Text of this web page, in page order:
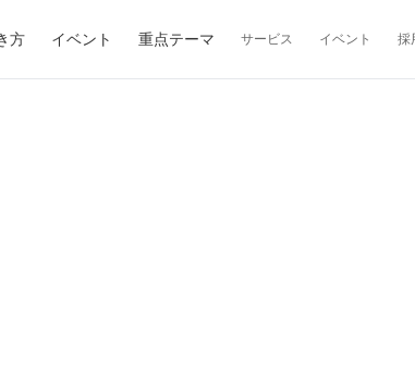
方 イベント 重点テーマ サービス イベント 採